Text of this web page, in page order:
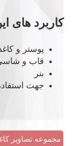
کاربرد های
پوستر و
قاب و
بنر
جهت